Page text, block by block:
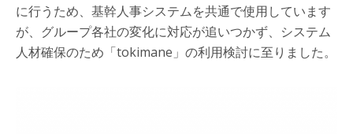
に行うため、基幹人事システムを共通で使用しています
が、グループ各社の変化に対応が追いつかず、システム
人材確保のため「tokimane」の利用検討に至りました。